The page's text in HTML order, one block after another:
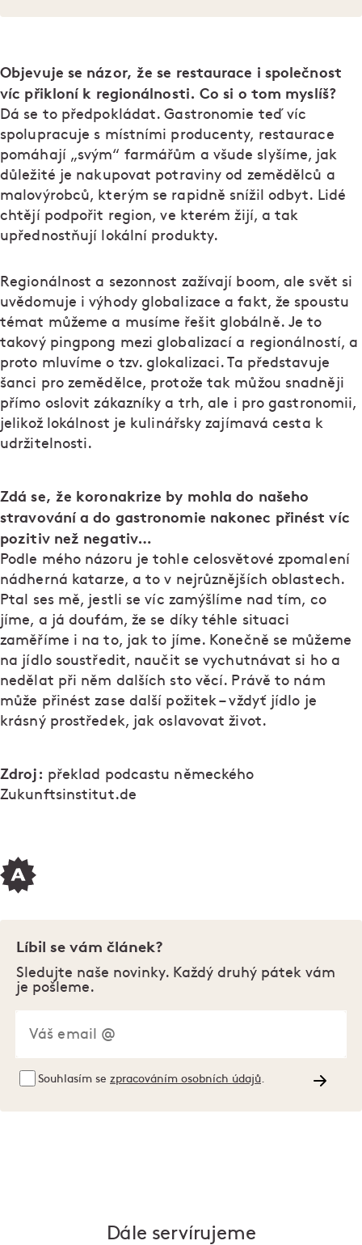
Objevuje se názor, že se restaurace i společnost
víc přikloní k regionálnosti. Co si o tom myslíš?
Dá se to předpokládat. Gastronomie teď víc
spolupracuje s místními producenty, restaurace
pomáhají „svým“ farmářům a všude slyšíme, jak
důležité je nakupovat potraviny od zemědělců a
malovýrobců, kterým se rapidně snížil odbyt. Lidé
chtějí podpořit region, ve kterém žijí, a tak
upřednostňují lokální produkty.
Regionálnost a sezonnost zažívají boom, ale svět si
uvědomuje i výhody globalizace a fakt, že spoustu
témat můžeme a musíme řešit globálně. Je to
takový pingpong mezi globalizací a regionálností, a
proto mluvíme o tzv. glokalizaci. Ta představuje
šanci pro zemědělce, protože tak můžou snadněji
přímo oslovit zákazníky a trh, ale i pro gastronomii,
jelikož lokálnost je kulinářsky zajímavá cesta k
udržitelnosti.
Zdá se, že koronakrize by mohla do našeho
stravování a do gastronomie nakonec přinést víc
pozitiv než negativ…
Podle mého názoru je tohle celosvětové zpomalení
nádherná katarze, a to v nejrůznějších oblastech.
Ptal ses mě, jestli se víc zamýšlíme nad tím, co
jíme, a já doufám, že se díky téhle situaci
zaměříme i na to, jak to jíme. Konečně se můžeme
na jídlo soustředit, naučit se vychutnávat si ho a
nedělat při něm dalších sto věcí. Právě to nám
může přinést zase další požitek – vždyť jídlo je
krásný prostředek, jak oslavovat život.
Zdroj: překlad podcastu německého
Zukunftsinstitut.de
Líbil se vám článek?
Sledujte naše novinky. Každý druhý pátek vám
je pošleme.
Souhlasím se zpracováním osobních údajů
Dále servírujeme